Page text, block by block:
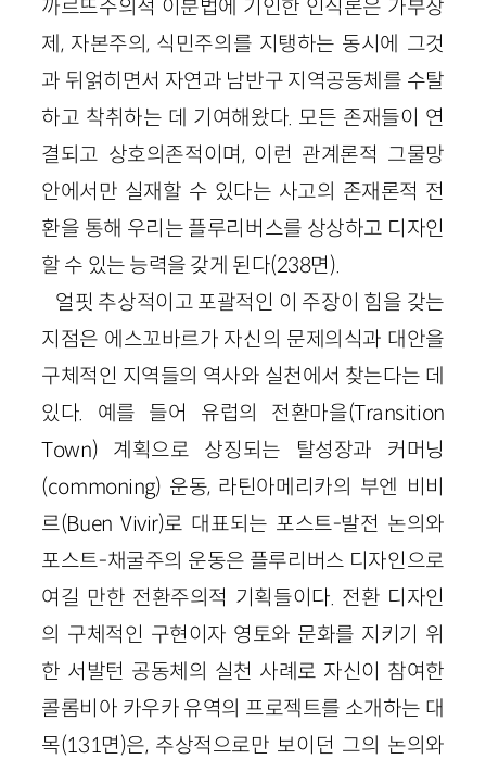
까르뜨주의적 이분법에 기인한 인식론은 가부장
제, 자본주의, 식민주의를 지탱하는 동시에 그것
과 뒤얽히면서 자연과 남반구 지역공동체를 수탈
하고 착취하는 데 기여해왔다. 모든 존재들이 연
결되고 상호의존적이며, 이런 관계론적 그물망
안에서만 실재할 수 있다는 사고의 존재론적 전
환을 통해 우리는 플루리버스를 상상하고 디자인
할 수 있는 능력을 갖게 된다(238면).
얼핏 추상적이고 포괄적인 이 주장이 힘을 갖는
지점은 에스꼬바르가 자신의 문제의식과 대안을
구체적인 지역들의 역사와 실천에서 찾는다는 데
있다. 예를 들어 유럽의 전환마을(Transition
Town) 계획으로 상징되는 탈성장과 커머닝
(commoning) 운동, 라틴아메리카의 부엔 비비
르(Buen Vivir)로 대표되는 포스트-발전 논의와
포스트-채굴주의 운동은 플루리버스 디자인으로
여길 만한 전환주의적 기획들이다. 전환 디자인
의 구체적인 구현이자 영토와 문화를 지키기 위
한 서발턴 공동체의 실천 사례로 자신이 참여한
콜롬비아 카우카 유역의 프로젝트를 소개하는 대
목(131면)은, 추상적으로만 보이던 그의 논의와